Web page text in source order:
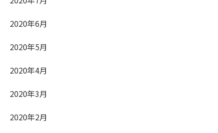
2020年6月
2020年5月
2020年4月
2020年3月
2020年2月